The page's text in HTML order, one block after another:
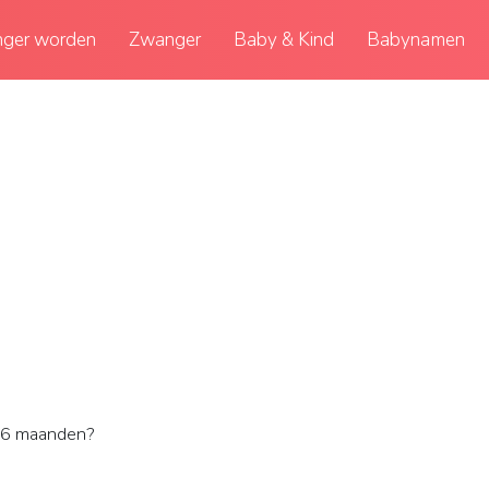
worden Zwanger Baby & Kind Babynamen
maanden?